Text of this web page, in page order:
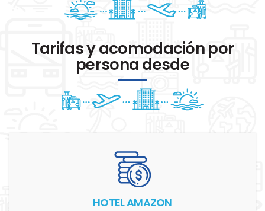
Tarifas y acomodación por
persona desde
HOTEL AMAZON